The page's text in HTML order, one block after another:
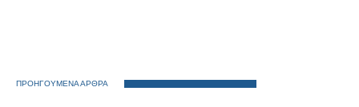
ΠΡΟΗΓΟΥΜΕΝΑ ΑΡΘΡΑ